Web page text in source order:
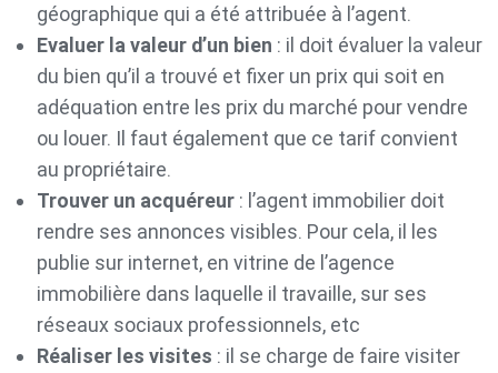
géographique qui a été attribuée à l’agent.
Evaluer la valeur d’un bien : il doit évaluer la valeur
du bien qu’il a trouvé et fixer un prix qui soit en
adéquation entre les prix du marché pour vendre
ou louer. Il faut également que ce tarif convient
au propriétaire.
Trouver un acquéreur : l’agent immobilier doit
rendre ses annonces visibles. Pour cela, il les
publie sur internet, en vitrine de l’agence
immobilière dans laquelle il travaille, sur ses
réseaux sociaux professionnels, etc
Réaliser les visites : il se charge de faire visiter